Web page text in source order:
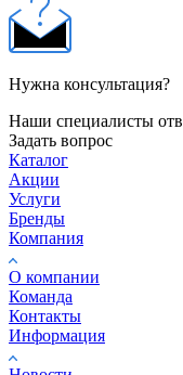
Нужна консультация?
Наши специалисты
Задать вопрос
Каталог
Акции
Услуги
Бренды
Компания
О компании
Команда
Контакты
Информация